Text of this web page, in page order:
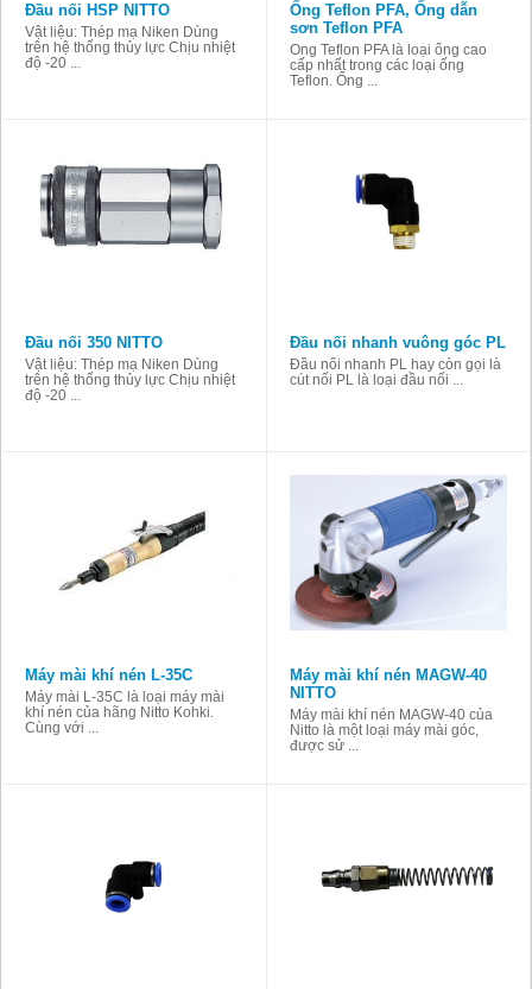
Đầu nối HSP NITTO
Vật liệu: Thép mạ Niken Dùng
trên hệ thống thủy lực Chịu nhiệt
độ -20 ...
Ống Teflon PFA, Ống dẫn
sơn Teflon PFA
Ống Teflon PFA là loại ống cao
cấp nhất trong các loại ống
Teflon. Ống ...
Đầu nối 350 NITTO
Vật liệu: Thép mạ Niken Dùng
trên hệ thống thủy lực Chịu nhiệt
độ -20 ...
Đầu nối nhanh vuông góc PL
Đầu nối nhanh PL hay còn gọi là
cút nối PL là loại đầu nối ...
Máy mài khí nén L-35C
Máy mài L-35C là loại máy mài
khí nén của hãng Nitto Kohki.
Cùng với ...
Máy mài khí nén MAGW-40
NITTO
Máy mài khí nén MAGW-40 của
Nitto là một loại máy mài góc,
được sử ...